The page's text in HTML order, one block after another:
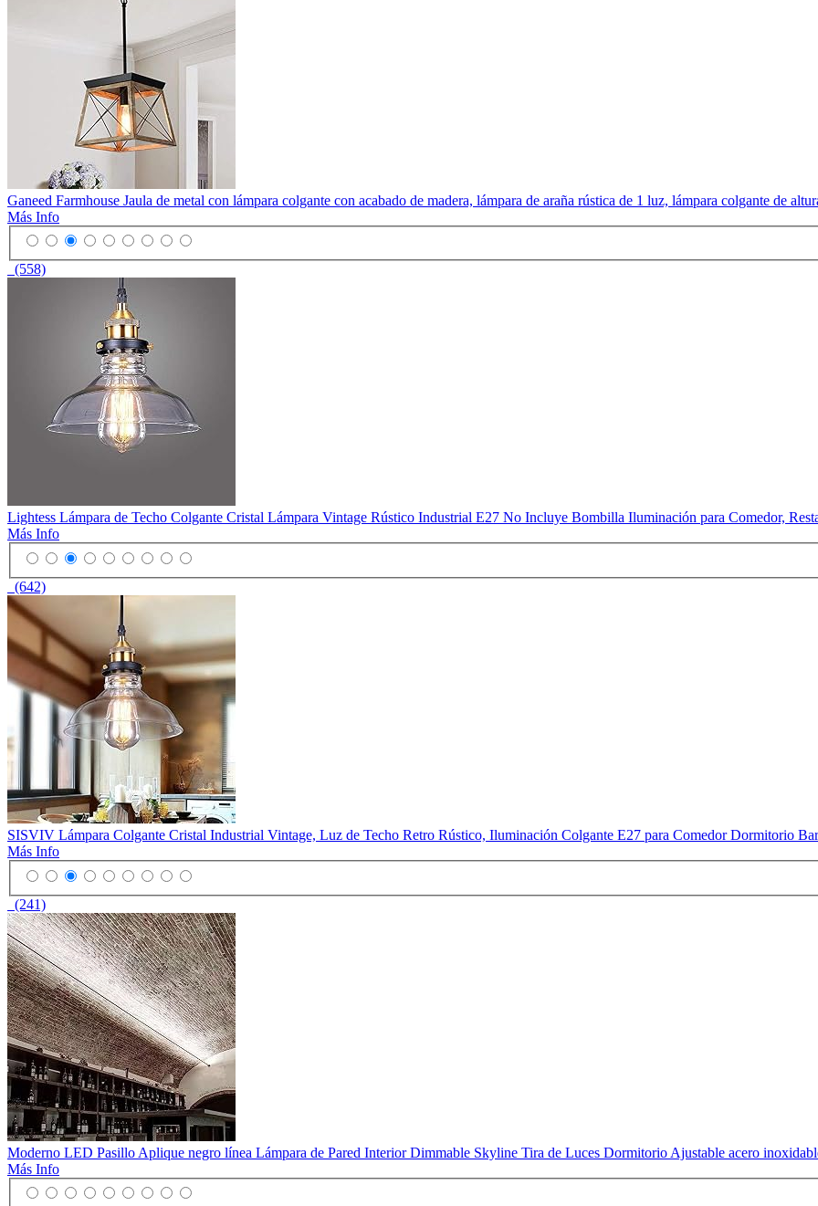
Ganeed Farmhouse Jaula de metal con lámpara colgante con acabado de madera, lámpara de araña rústica de 1 luz, lámpara colgante de
Más Info
(558)
Lightess Lámpara de Techo Colgante Cristal Lámpara Vintage Rústico Industrial E27 No Incluye Bombilla Iluminación para Comedor,
Más Info
(642)
SISVIV Lámpara Colgante Cristal Industrial Vintage, Luz de Techo Retro Rústico, Iluminación Colgante E27 para Comedor Dormitorio
Más Info
(241)
Moderno LED Pasillo Aplique negro línea Lámpara de Pared Interior Dimmable Skyline Tira de Luces Dormitorio Ajustable acero
Más Info